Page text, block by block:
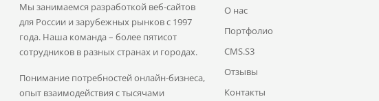
Мы занимаемся разработкой веб-сайтов
для России и зарубежных рынков с 1997
года. Наша команда – более пятисот
сотрудников в разных странах и городах.
Понимание потребностей онлайн-бизнеса,
опыт взаимодействия с тысячами
О нас
Портфолио
CMS.S3
Отзывы
Контакты